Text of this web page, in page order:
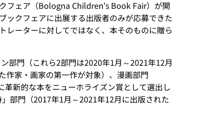
フェア（Bologna Children's Book Fair）が開
ックフェアに出展する出版者のみが応募できた
レーターに対してではなく、本そのものに贈ら
部門（これら2部門は2020年1月～2021年12月
作家・画家の第一作が対象）、漫画部門
新的な本をニューホライズン賞として選出し
部門（2017年1月～2021年12月に出版された